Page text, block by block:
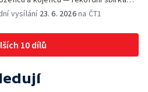
— Škola hrou — Upoutávka na další
— Počasí + Zprávy — Práce
sacharidů: maso, vejce, mléčné
a luštěniny — Mezinárodní folklórní
v létě bez posilovny — Anketa +
— Škola hrou — Počasí — Prototyp
modelů aut — výroba šperků se
vysílání 23. 6. 2026na ČT1
10 dílů